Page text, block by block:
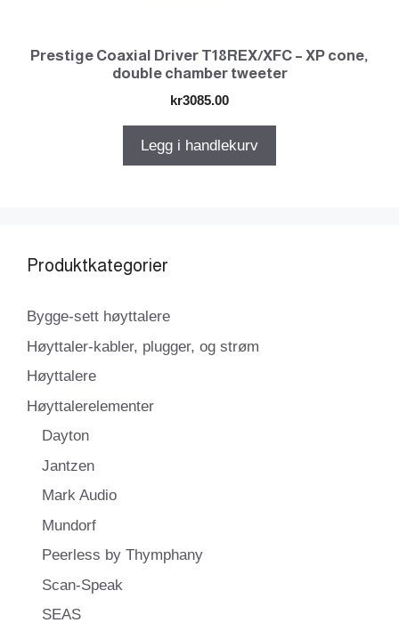
Prestige Coaxial Driver T18REX/XFC – XP cone,
double chamber tweeter
kr3085.00
Legg i handlekurv
Produktkategorier
Bygge-sett høyttalere
Høyttaler-kabler, plugger, og strøm
Høyttalere
Høyttalerelementer
Dayton
Jantzen
Mark Audio
Mundorf
Peerless by Thymphany
Scan-Speak
SEAS